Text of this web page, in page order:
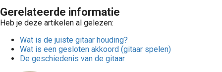
Gerelateerde informatie
Heb je deze artikelen al gelezen:
Wat is de juiste gitaar houding?
Wat is een gesloten akkoord (gitaar spelen)
De geschiedenis van de gitaar